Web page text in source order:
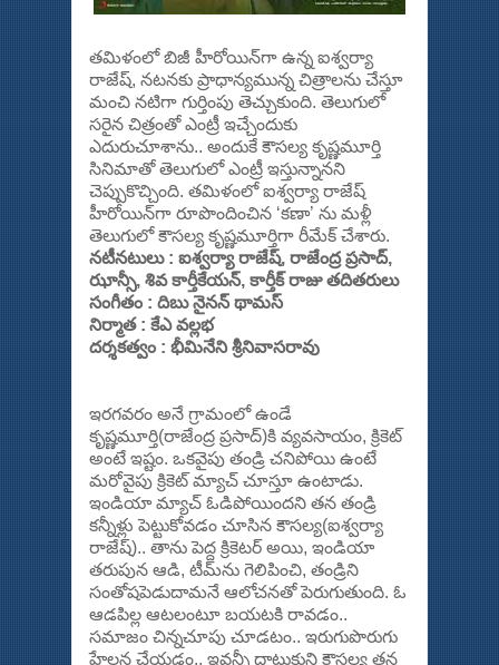
తమిళంలో బిజీ హీరోయిన్‌గా ఉన్న ఐశ్వర్యా
రాజేష్‌, నటనకు ప్రాధాన్యమున్న చిత్రాలను చేస్తూ
మంచి నటిగా గుర్తింపు తెచ్చుకుంది. తెలుగులో
సరైన చిత్రంతో ఎంట్రీ ఇచ్చేందుకు
ఎదురుచూశాను.. అందుకే కౌసల్య కృష్ణమూర్తి
సినిమాతో తెలుగులో ఎంట్రీ ఇస్తున్నానని
చెప్పుకొచ్చింది. తమిళంలో ఐశ్వర్యా రాజేష్‌
హీరోయిన్‌గా రూపొందించిన ‘కణా’ ను మళ్లీ
తెలుగులో కౌసల్య కృష్ణమూర్తిగా రీమేక్‌ చేశారు.
నటీనటులు : ఐశ్వర్యా రాజేష్‌, రాజేంద్ర ప్రసాద్‌,
ఝాన్సీ, శివ కార్తీకేయన్‌, కార్తీక్‌ రాజు తదితరులు
సంగీతం : దిబు నైనన్‌ థామస్‌
నిర్మాత : కేఎ వల్లభ
దర్శకత్వం : భీమినేని శ్రీనివాసరావు
ఇరగవరం అనే గ్రామంలో ఉండే
కృష్ణమూర్తి(రాజేంద్ర ప్రసాద్‌)కి వ్యవసాయం, క్రికెట్‌
అంటే ఇష్టం. ఒకవైపు తండ్రి చనిపోయి ఉంటే
మరోవైపు క్రికెట్‌ మ్యాచ్‌ చూస్తూ ఉంటాడు.
ఇండియా మ్యాచ్‌ ఓడిపోయిందని తన తండ్రి
కన్నీళ్లు పెట్టుకోవడం చూసిన కౌసల్య(ఐశ్వర్యా
రాజేష్‌).. తాను పెద్ద క్రికెటర్‌ అయి, ఇండియా
తరుపున ఆడి, టీమ్‌ను గెలిపించి, తండ్రిని
సంతోషపెడుదామనే ఆలోచనతో పెరుగుతుంది. ఓ
ఆడపిల్ల ఆటలంటూ బయటకి రావడం..
సమాజం చిన్నచూపు చూడటం.. ఇరుగుపొరుగు
హేలన చేయడం.. ఇవన్నీ దాటుకుని కౌసల్య తన